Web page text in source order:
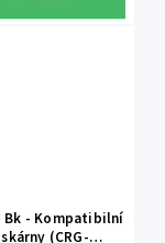
Bk - Kompatibilní
(CRG-